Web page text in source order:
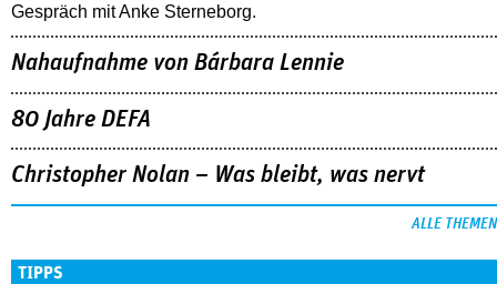
Gespräch mit Anke Sterneborg.
Nahaufnahme von Bárbara Lennie
80 Jahre DEFA
Christopher Nolan – Was bleibt, was nervt
ALLE THEMEN
TIPPS